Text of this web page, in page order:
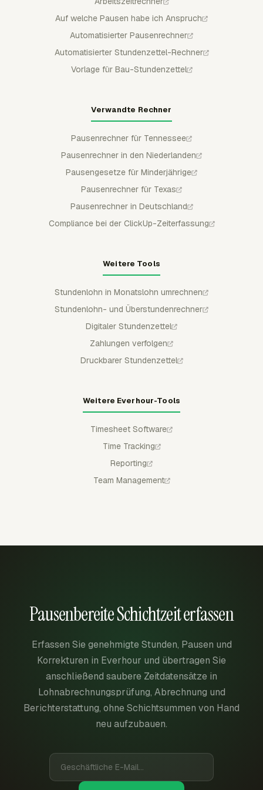
Auf welche Pausen habe ich Anspruch
Automatisierter Pausenrechner
Automatisierter Stundenzettel-Rechner
Vorlage für Bau-Stundenzettel
Verwandte Rechner
Pausenrechner für Tennessee
Pausenrechner in den Niederlanden
Pausengesetze für Minderjährige
Pausenrechner für Texas
Pausenrechner in Deutschland
Compliance bei der ClickUp-Zeiterfassung
Weitere Tools
Stundenlohn in Monatslohn umrechnen
Stundenlohn- und Überstundenrechner
Digitaler Stundenzettel
Zahlungen verfolgen
Druckbarer Stundenzettel
Weitere Everhour-Tools
Timesheet Software
Time Tracking
Reporting
Team Management
Pausenbereite Schichtzeit erfassen
Erfassen Sie genehmigte Stunden, Pausen und
Korrekturen in Everhour und übertragen Sie
anschließend saubere Zeitdatensätze in
Lohnabrechnungsprüfung, Abrechnung und
Berichterstattung, ohne Schichtsummen von Hand
neu aufzubauen.